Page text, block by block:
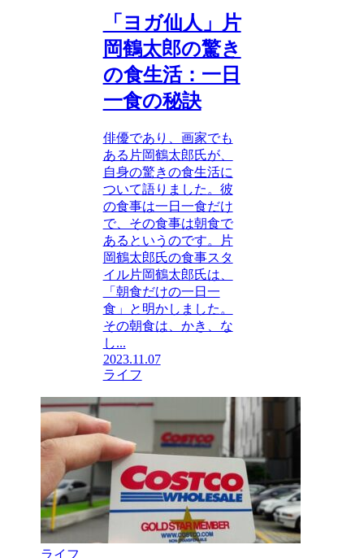
「ヨガ仙人」片
岡鶴太郎の驚き
の食生活：一日
一食の秘訣
俳優であり、画家でも
ある片岡鶴太郎氏が、
自身の驚きの食生活に
ついて語りました。彼
の食事は一日一食だけ
で、その食事は朝食で
あるというのです。片
岡鶴太郎氏の食事スタ
イル片岡鶴太郎氏は、
「朝食だけの一日一
食」と明かしました。
その朝食は、かき、な
し...
2023.11.07
ライフ
ライフ